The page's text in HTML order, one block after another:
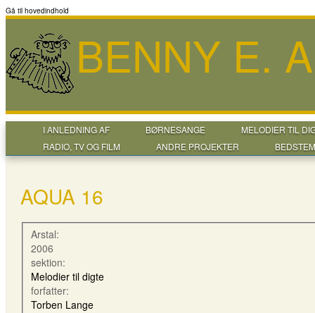
Gå til hovedindhold
BENNY E.
I ANLEDNING AF BØRNESANGE
MELODIER TIL
RADIO, TV OG FILM
ANDRE PROJEKTER
AQUA 16
Arstal:
2006
sektion:
Melodier til digte
forfatter:
Torben Lange